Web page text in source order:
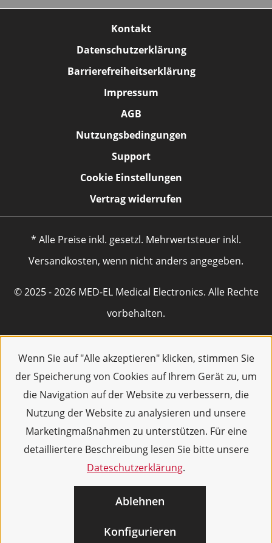
Wenn Sie auf "Alle akzeptieren" klicken, stimmen Sie
der Speicherung von Cookies auf Ihrem Gerät zu, um
die Navigation auf der Website zu verbessern, die
Nutzung der Website zu analysieren und unsere
Marketingmaßnahmen zu unterstützen. Für eine
detailliertere Beschreibung lesen Sie bitte unsere
Dateschutzerklärung.
Ablehnen
Konfigurieren
Kontakt
Datenschutzerklärung
Barrierefreiheitserklärung
Impressum
AGB
Nutzungsbedingungen
Support
Cookie Einstellungen
Vertrag widerrufen
* Alle Preise inkl. gesetzl. Mehrwertsteuer inkl.
Versandkosten, wenn nicht anders angegeben.
© 2025 - 2026 MED-EL Medical Electronics. Alle Rechte
vorbehalten.